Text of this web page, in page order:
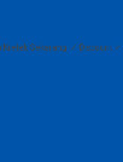
Sekarang. ✓ Discount ✓